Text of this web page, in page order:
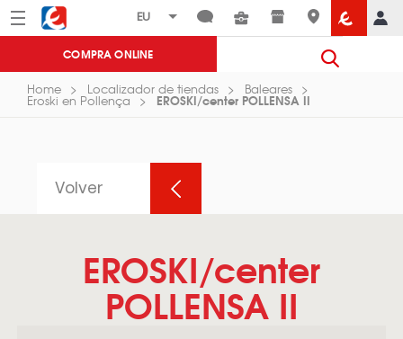
Menú Eroski
COMPRA ONLINE
Home Localizador de tiendas Baleares
Eroski en Pollença EROSKI/center POLLENSA II
Volver
EROSKI/center
POLLENSA II